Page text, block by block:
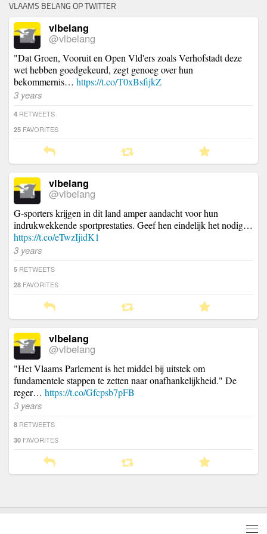
VLAAMS BELANG OP TWITTER
vlbelang
@vlbelang
"Dat Groen, Vooruit en Open Vld'ers zoals Verhofstadt deze
wet hebben goedgekeurd, zegt genoeg over hun
bekommernis… https://t.co/T0xBsfijkZ
3 years
4 RETWEETS
25 FAVORITES
vlbelang
@vlbelang
G-sporters krijgen in dit land amper aandacht voor hun
indrukwekkende sportprestaties. Geef hen eindelijk het nodig…
https://t.co/eTwzIjidK1
3 years
5 RETWEETS
28 FAVORITES
vlbelang
@vlbelang
"Het Vlaams Parlement is het middel bij uitstek om
fundamentele stappen te zetten naar onafhankelijkheid." De
reger… https://t.co/Gfcpsb7pFB
3 years
8 RETWEETS
30 FAVORITES